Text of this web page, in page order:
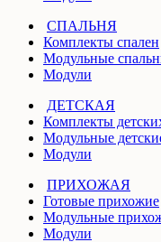
СПАЛЬНЯ
Комплекты спален
Модульные
Модули
ДЕТСКАЯ
Комплекты
Модульные
Модули
ПРИХОЖАЯ
Готовые прихожие
Модульные
Модули